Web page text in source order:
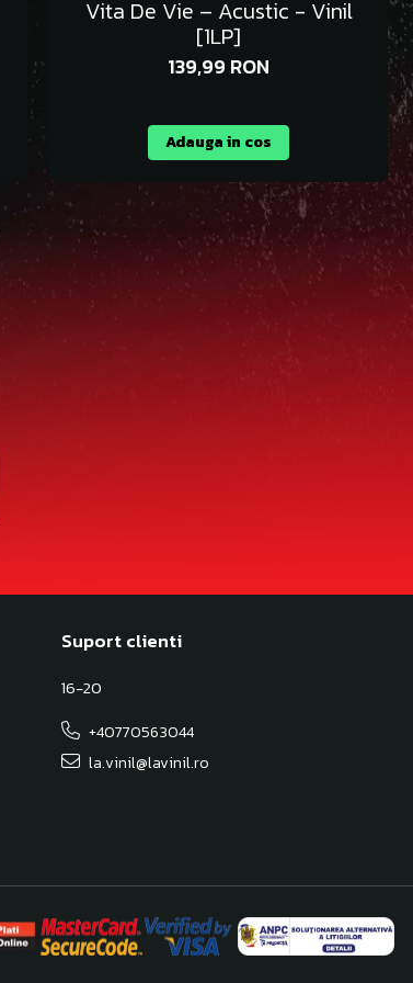
Vita De Vie – Acustic - Vinil
[1LP]
139,99 RON
Adauga in cos
Suport clienti
16-20
+40770563044
la.vinil@lavinil.ro